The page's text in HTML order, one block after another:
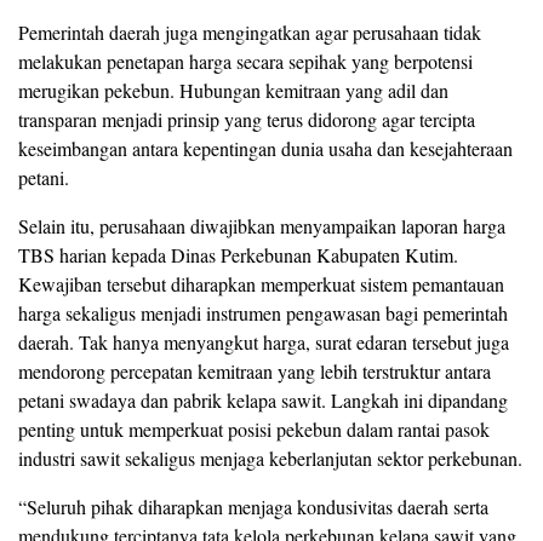
Pemerintah daerah juga mengingatkan agar perusahaan tidak
melakukan penetapan harga secara sepihak yang berpotensi
merugikan pekebun. Hubungan kemitraan yang adil dan
transparan menjadi prinsip yang terus didorong agar tercipta
keseimbangan antara kepentingan dunia usaha dan kesejahteraan
petani.
Selain itu, perusahaan diwajibkan menyampaikan laporan harga
TBS harian kepada Dinas Perkebunan Kabupaten Kutim.
Kewajiban tersebut diharapkan memperkuat sistem pemantauan
harga sekaligus menjadi instrumen pengawasan bagi pemerintah
daerah. Tak hanya menyangkut harga, surat edaran tersebut juga
mendorong percepatan kemitraan yang lebih terstruktur antara
petani swadaya dan pabrik kelapa sawit. Langkah ini dipandang
penting untuk memperkuat posisi pekebun dalam rantai pasok
industri sawit sekaligus menjaga keberlanjutan sektor perkebunan.
“Seluruh pihak diharapkan menjaga kondusivitas daerah serta
mendukung terciptanya tata kelola perkebunan kelapa sawit yang